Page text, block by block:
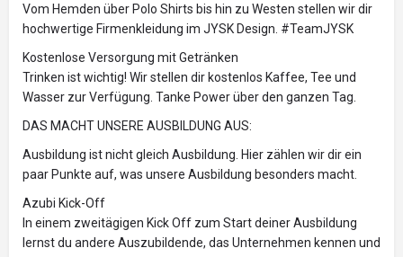
Vom Hemden über Polo Shirts bis hin zu Westen stellen wir dir
hochwertige Firmenkleidung im JYSK Design. #TeamJYSK
Kostenlose Versorgung mit Getränken
Trinken ist wichtig! Wir stellen dir kostenlos Kaffee, Tee und
Wasser zur Verfügung. Tanke Power über den ganzen Tag.
DAS MACHT UNSERE AUSBILDUNG AUS:
Ausbildung ist nicht gleich Ausbildung. Hier zählen wir dir ein
paar Punkte auf, was unsere Ausbildung besonders macht.
Azubi Kick-Off
In einem zweitägigen Kick Off zum Start deiner Ausbildung
lernst du andere Auszubildende, das Unternehmen kennen und